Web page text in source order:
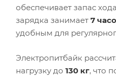
обеспечивает запас
зарядка занимает 7
удобным для
Электропитбайк
нагрузку до 130 кг, что